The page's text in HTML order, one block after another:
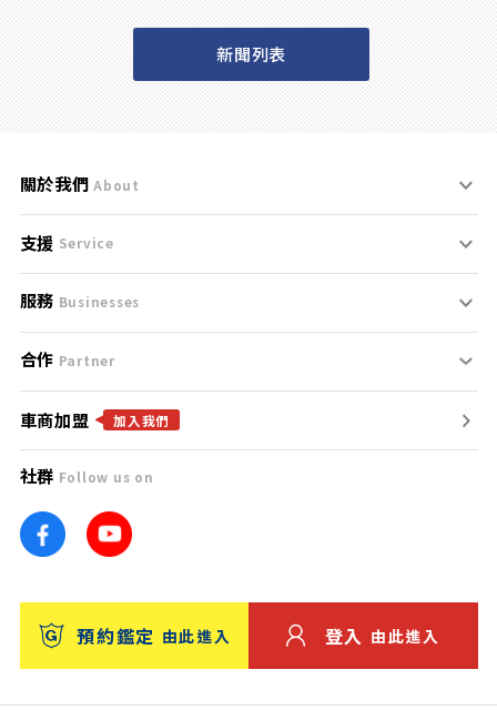
新聞列表
關於我們 About
刊登規範
服務條款
免責聲明
隱私權政策
團隊
車訊網
台灣優良中古車商大獎
支援 Service
支援中心
聯絡我們
服務 Businesses
什麼是Goo鑑定？
找好車
找好店
找海外車
消費者評價
合作 Partner
合作夥伴
廣告合作
車商加盟 加入我們
社群 Follow us on
預約鑑定 由此進入 登入 由此進入